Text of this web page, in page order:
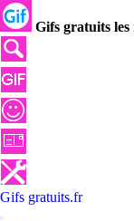
Gifs gratuits les
Gifs gratuits.fr